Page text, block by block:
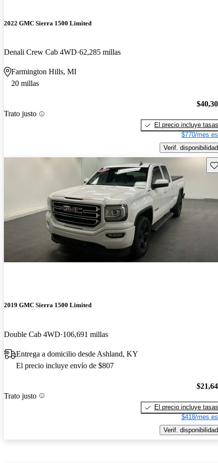
2022 GMC Sierra 1500 Limited
Denali Crew Cab 4WD 62,285 millas
Farmington Hills, MI
20 millas
Trato justo
El precio incluye tasas
$770/mes
Verif. disponibilidad
2019 GMC Sierra 1500 Limited
Double Cab 4WD 106,691 millas
Entrega a domicilio desde Ashland, KY
El precio incluye envío de $807
Trato justo
El precio incluye tasas
$418/mes
Verif. disponibilidad